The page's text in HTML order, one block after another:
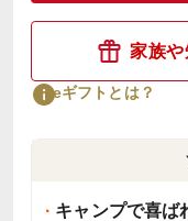
家族
eギフトとは？
キャンプで喜ば